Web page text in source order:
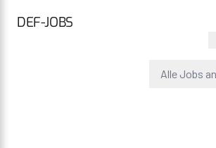
DEF-JOBS